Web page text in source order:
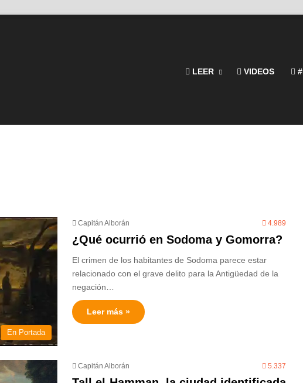
LEER VIDEOS
En Portada
Capitán Alborán 4.989
¿Qué ocurrió en Sodoma y Gomorra?
El crimen de los habitantes de Sodoma parece estar
relacionado con el grave delito para la Antigüedad de la
negación…
Leer más »
Capitán Alborán 5.337